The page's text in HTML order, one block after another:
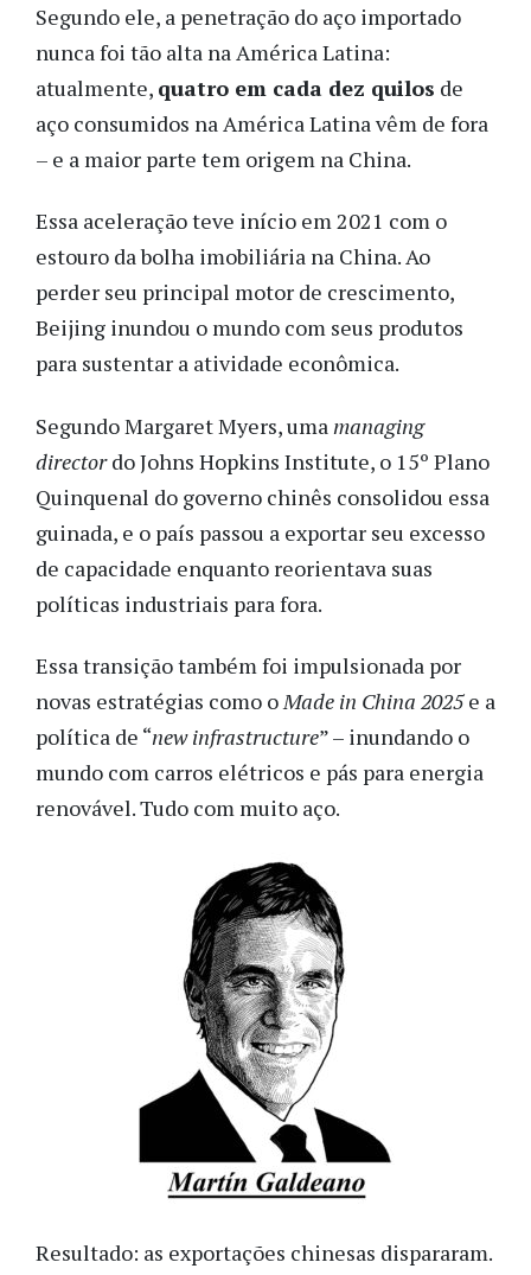
Segundo ele, a penetração do aço importado
nunca foi tão alta na América Latina:
atualmente, quatro em cada dez quilos de
aço consumidos na América Latina vêm de fora
– e a maior parte tem origem na China.
Essa aceleração teve início em 2021 com o
estouro da bolha imobiliária na China. Ao
perder seu principal motor de crescimento,
Beijing inundou o mundo com seus produtos
para sustentar a atividade econômica.
Segundo Margaret Myers, umamanaging
directordo Johns Hopkins Institute, o 15º Plano
Quinquenal do governo chinês consolidou essa
guinada, e o país passou a exportar seu excesso
de capacidade enquanto reorientava suas
políticas industriais para fora.
Essa transição também foi impulsionada por
novas estratégias como oMade in China 2025e a
política de “new infrastructure” – inundando o
mundo com carros elétricos e pás para energia
renovável. Tudo com muito aço.
Resultado: as exportações chinesas dispararam.